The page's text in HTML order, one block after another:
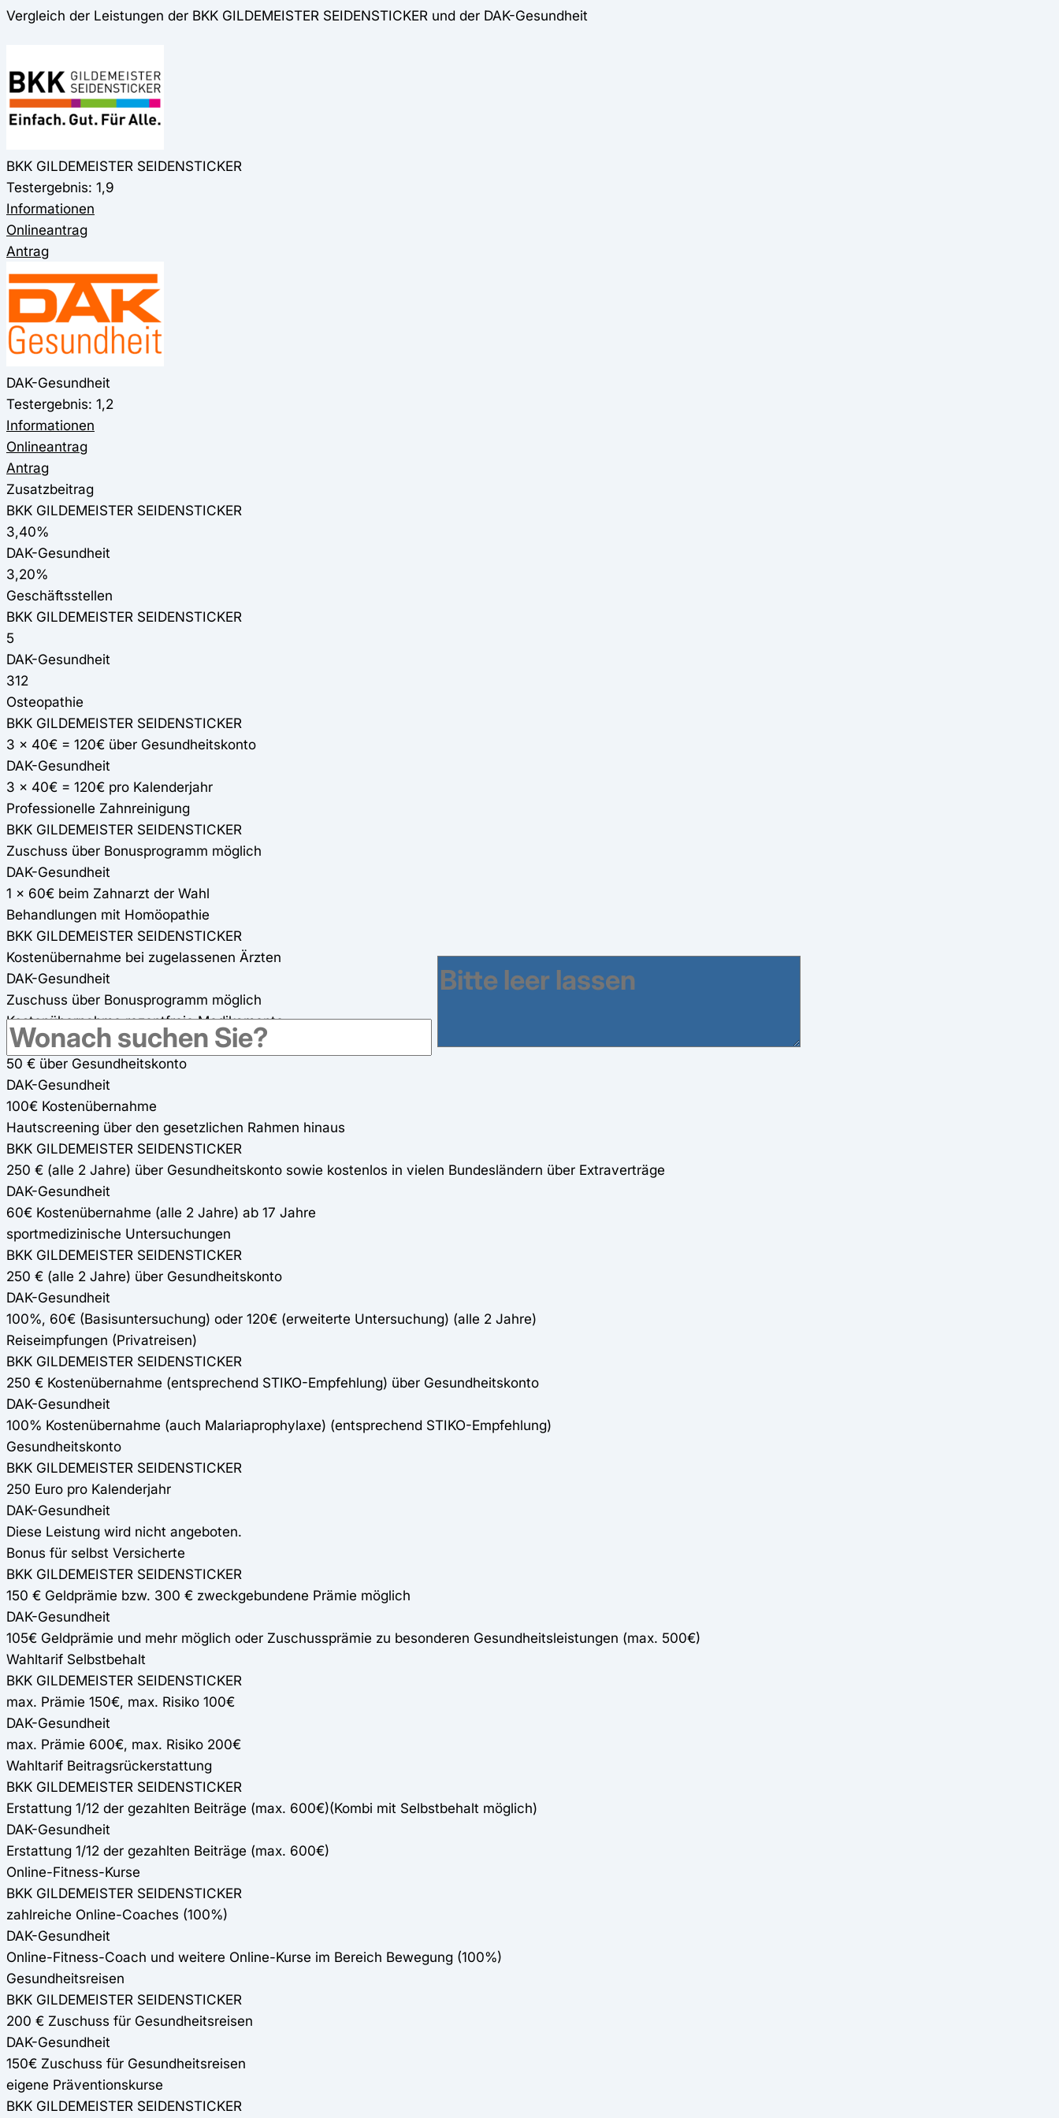
Vergleich der Leistungen der BKK GILDEMEISTER SEIDENSTICKER und der DAK-Gesundheit
BKK GILDEMEISTER SEIDENSTICKER
Testergebnis: 1,9
Informationen
Onlineantrag
Antrag
DAK-Gesundheit
Testergebnis: 1,2
Informationen
Onlineantrag
Antrag
Zusatzbeitrag
BKK GILDEMEISTER SEIDENSTICKER
3,40%
DAK-Gesundheit
3,20%
Geschäftsstellen
BKK GILDEMEISTER SEIDENSTICKER
5
DAK-Gesundheit
312
Osteopathie
BKK GILDEMEISTER SEIDENSTICKER
3 x 40€ = 120€ über Gesundheitskonto
DAK-Gesundheit
3 x 40€ = 120€ pro Kalenderjahr
Professionelle Zahnreinigung
BKK GILDEMEISTER SEIDENSTICKER
Zuschuss über Bonusprogramm möglich
DAK-Gesundheit
1 x 60€ beim Zahnarzt der Wahl
Behandlungen mit Homöopathie
BKK GILDEMEISTER SEIDENSTICKER
Kostenübernahme bei zugelassenen Ärzten
DAK-Gesundheit
Zuschuss über Bonusprogramm möglich
Kostenübernahme rezeptfreie Medikamente
BKK GILDEMEISTER SEIDENSTICKER
50 € über Gesundheitskonto
DAK-Gesundheit
100€ Kostenübernahme
Hautscreening über den gesetzlichen Rahmen hinaus
BKK GILDEMEISTER SEIDENSTICKER
250 € (alle 2 Jahre) über Gesundheitskonto sowie kostenlos in vielen Bundesländern über Extraverträge
DAK-Gesundheit
60€ Kostenübernahme (alle 2 Jahre) ab 17 Jahre
sportmedizinische Untersuchungen
BKK GILDEMEISTER SEIDENSTICKER
250 € (alle 2 Jahre) über Gesundheitskonto
DAK-Gesundheit
100%, 60€ (Basisuntersuchung) oder 120€ (erweiterte Untersuchung) (alle 2 Jahre)
Reiseimpfungen (Privatreisen)
BKK GILDEMEISTER SEIDENSTICKER
250 € Kostenübernahme (entsprechend STIKO-Empfehlung) über Gesundheitskonto
DAK-Gesundheit
100% Kostenübernahme (auch Malariaprophylaxe) (entsprechend STIKO-Empfehlung)
Gesundheitskonto
BKK GILDEMEISTER SEIDENSTICKER
250 Euro pro Kalenderjahr
DAK-Gesundheit
Diese Leistung wird nicht angeboten.
Bonus für selbst Versicherte
BKK GILDEMEISTER SEIDENSTICKER
150 € Geldprämie bzw. 300 € zweckgebundene Prämie möglich
DAK-Gesundheit
105€ Geldprämie und mehr möglich oder Zuschussprämie zu besonderen Gesundheitsleistungen (max. 500€)
Wahltarif Selbstbehalt
BKK GILDEMEISTER SEIDENSTICKER
max. Prämie 150€, max. Risiko 100€
DAK-Gesundheit
max. Prämie 600€, max. Risiko 200€
Wahltarif Beitragsrückerstattung
BKK GILDEMEISTER SEIDENSTICKER
Erstattung 1/12 der gezahlten Beiträge (max. 600€)(Kombi mit Selbstbehalt möglich)
DAK-Gesundheit
Erstattung 1/12 der gezahlten Beiträge (max. 600€)
Online-Fitness-Kurse
BKK GILDEMEISTER SEIDENSTICKER
zahlreiche Online-Coaches (100%)
DAK-Gesundheit
Online-Fitness-Coach und weitere Online-Kurse im Bereich Bewegung (100%)
Gesundheitsreisen
BKK GILDEMEISTER SEIDENSTICKER
200 € Zuschuss für Gesundheitsreisen
DAK-Gesundheit
150€ Zuschuss für Gesundheitsreisen
eigene Präventionskurse
BKK GILDEMEISTER SEIDENSTICKER